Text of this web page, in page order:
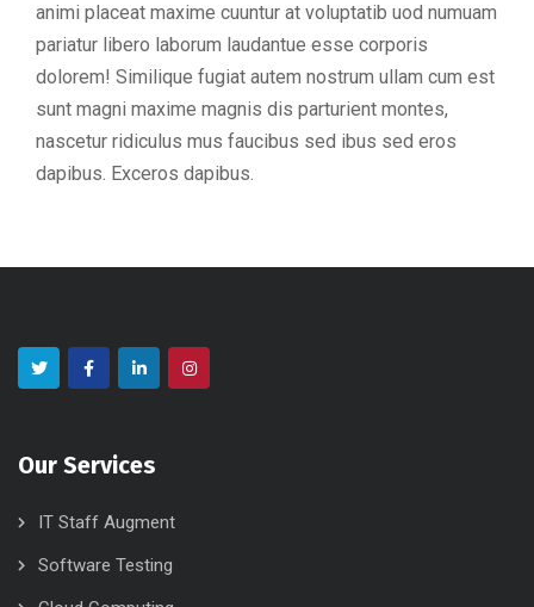
animi placeat maxime cuuntur at voluptatib uod numuam
pariatur libero laborum laudantue esse corporis
dolorem! Similique fugiat autem nostrum ullam cum est
sunt magni maxime magnis dis parturient montes,
nascetur ridiculus mus faucibus sed ibus sed eros
dapibus. Exceros dapibus.
Our Services
IT Staff Augment
Software Testing